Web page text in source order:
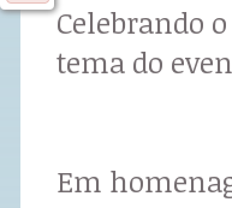
Celebrando
tema do
Em